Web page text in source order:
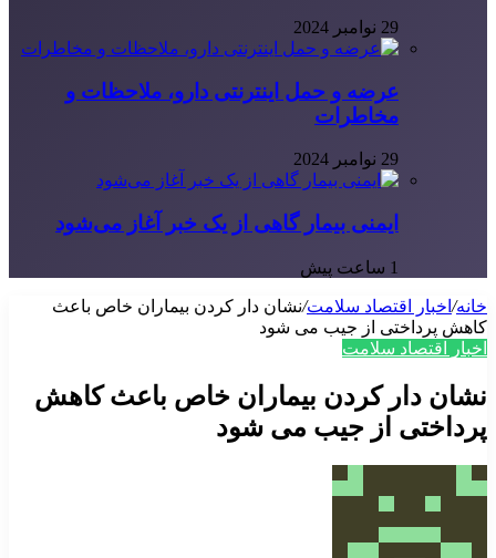
29 نوامبر 2024
عرضه و حمل اینترنتی دارو، ملاحظات و
مخاطرات
29 نوامبر 2024
ایمنی بیمار گاهی از یک خبر آغاز می‌شود
1 ساعت پیش
خانه/ اخبار اقتصاد سلامت/نشان دار کردن بیماران خاص باعث
کاهش پرداختی از جیب می شود
اخبار اقتصاد سلامت
نشان دار کردن بیماران خاص باعث کاهش
پرداختی از جیب می شود